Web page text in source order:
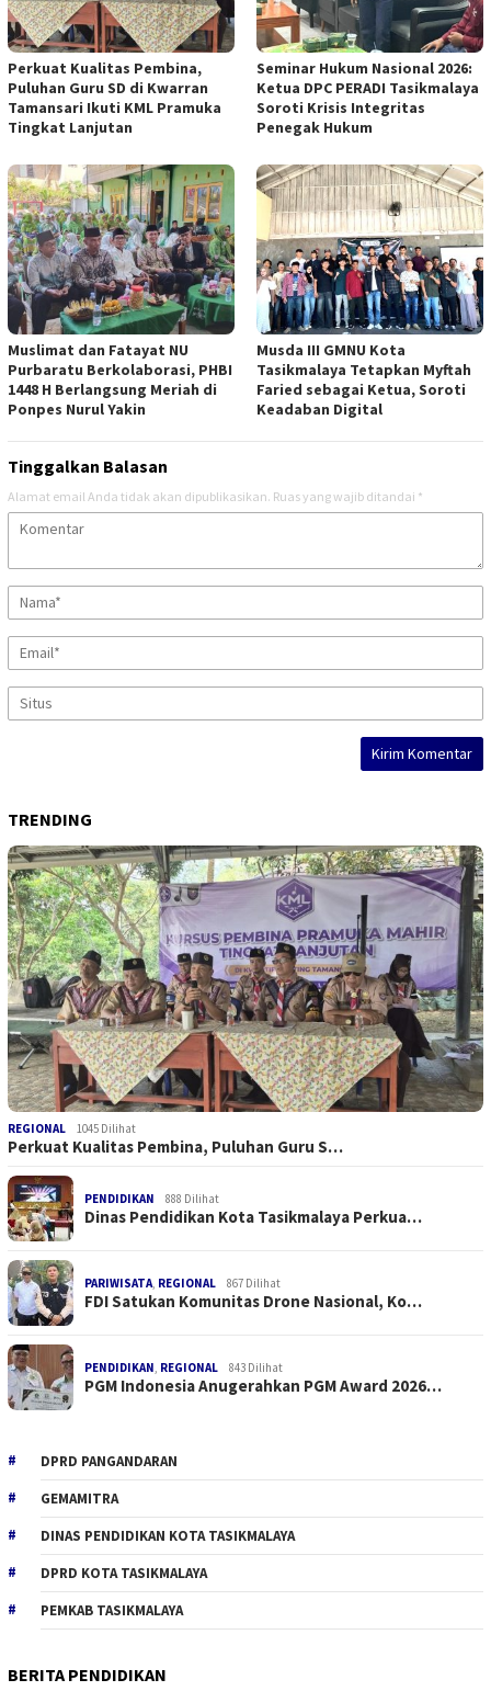
Perkuat Kualitas Pembina,
Puluhan Guru SD di Kwarran
Tamansari Ikuti KML Pramuka
Tingkat Lanjutan
Seminar Hukum Nasional 2026:
Ketua DPC PERADI Tasikmalaya
Soroti Krisis Integritas
Penegak Hukum
Muslimat dan Fatayat NU
Purbaratu Berkolaborasi, PHBI
1448 H Berlangsung Meriah di
Ponpes Nurul Yakin
Musda III GMNU Kota
Tasikmalaya Tetapkan Myftah
Faried sebagai Ketua, Soroti
Keadaban Digital
Tinggalkan Balasan
Alamat email Anda tidak akan dipublikasikan. Ruas yang wajib ditandai *
TRENDING
REGIONAL 1045 Dilihat
Perkuat Kualitas Pembina, Puluhan Guru S…
PENDIDIKAN 888 Dilihat
Dinas Pendidikan Kota Tasikmalaya Perkua…
PARIWISATA, REGIONAL 867 Dilihat
FDI Satukan Komunitas Drone Nasional, Ko…
PENDIDIKAN, REGIONAL 843 Dilihat
PGM Indonesia Anugerahkan PGM Award 2026…
DPRD PANGANDARAN
GEMAMITRA
DINAS PENDIDIKAN KOTA TASIKMALAYA
DPRD KOTA TASIKMALAYA
PEMKAB TASIKMALAYA
BERITA PENDIDIKAN